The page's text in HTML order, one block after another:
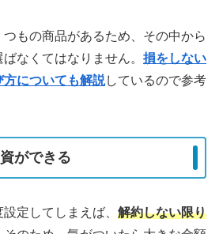
もの商品があるため、その中から
なくてはなりません。 損をしない
についても解説しているので参考
ができる
定してしまえば、 解約しない限り